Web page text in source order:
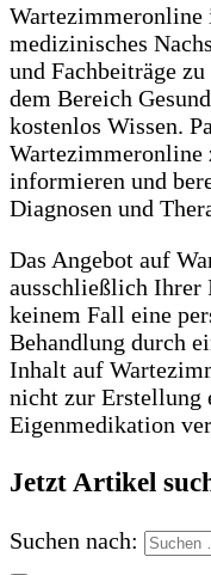
Wartezimmeronline
medizinisches
und Fachbeiträge
dem Bereich
kostenlos Wissen.
Wartezimmeronline
informieren und
Diagnosen und
Das Angebot auf
ausschließlich Ihrer
keinem Fall eine
Behandlung durch
Inhalt auf
nicht zur Erstellung
Eigenmedikation
Jetzt Artikel
Suchen nach: